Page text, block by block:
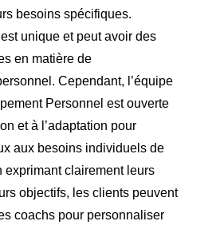
besoins spécifiques.
unique et peut avoir des
en matière de
Cependant, l’équipe
Personnel est ouverte
et à l’adaptation pour
aux besoins individuels de
exprimant clairement leurs
objectifs, les clients peuvent
coachs pour personnaliser